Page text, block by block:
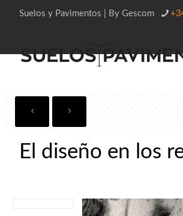
Suelos y Pavimentos | By Gescom
El diseño en los